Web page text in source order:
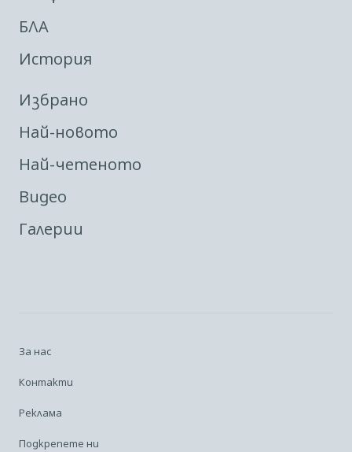
БЛА
История
Избрано
Най-новото
Най-четеното
Видео
Галерии
За нас
Контакти
Реклама
Подкрепете ни